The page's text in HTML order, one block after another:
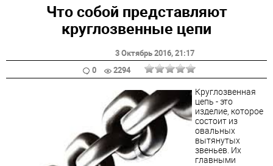
Что собой представляют
круглозвенные цепи
3 Октябрь 2016, 21:17
0
2294
Круглозвенная
цепь - это
изделие, которое
состоит из
овальных
вытянутых
звеньев. Их
главными